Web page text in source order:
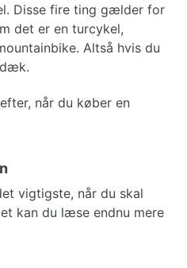
Disse fire ting gælder for
det er en turcykel,
Altså hvis du
når du køber en
vigtigste, når du skal
kan du læse endnu mere